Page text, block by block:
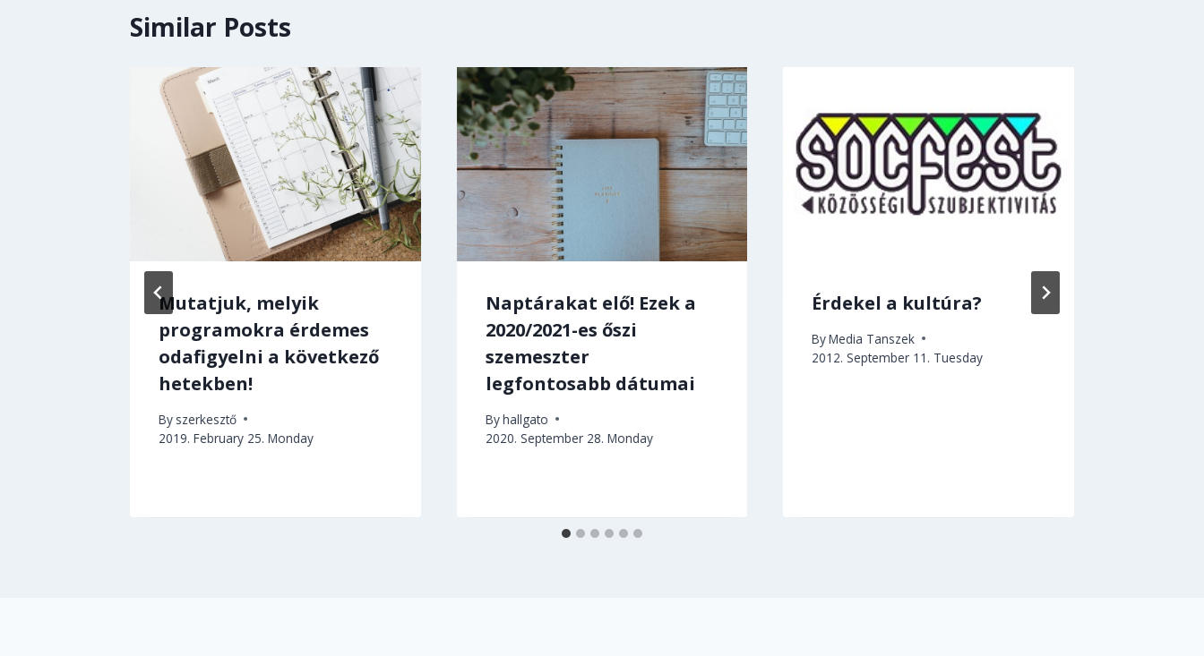
Similar Posts
Mutatjuk, melyik
programokra érdemes
odafigyelni a következő
hetekben!
By szerkesztő
2019. February 25. Monday
Naptárakat elő! Ezek a
2020/2021-es őszi
szemeszter
legfontosabb dátumai
Byhallgato
2020. September 28. Monday
Érdekel a kultúra?
ByMedia Tanszek
2012. September 11. Tuesday